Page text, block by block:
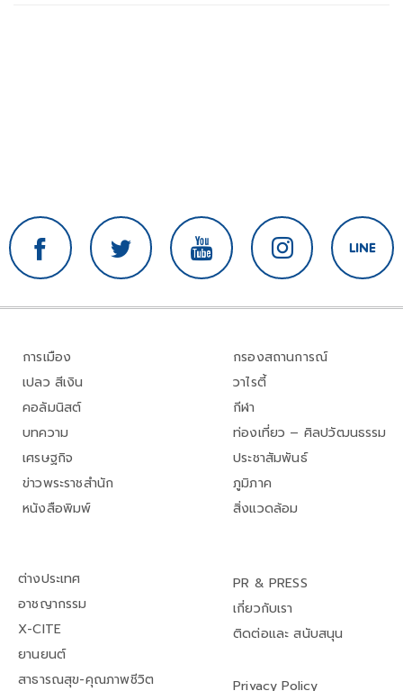
การเมือง
เปลว สีเงิน
คอลัมนิสต์
บทความ
เศรษฐกิจ
ข่าวพระราชสำนัก
หนังสือพิมพ์
กรองสถานการณ์
วาไรตี้
กีฬา
ท่องเที่ยว – ศิลปวัฒนธรรม
ประชาสัมพันธ์
ภูมิภาค
สิ่งแวดล้อม
ต่างประเทศ
อาชญากรรม
X-CITE
ยานยนต์
สาธารณสุข-คุณภาพชีวิต
PR & PRESS
เกี่ยวกับเรา
ติดต่อและ สนับสนุน
Privacy Policy